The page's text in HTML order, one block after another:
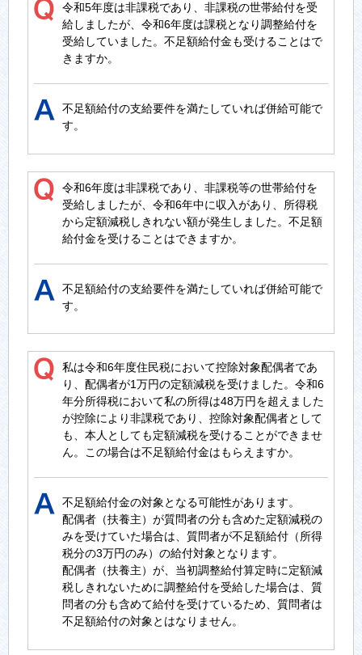
令和5年度は非課税であり、非課税の世帯給付を受
給しましたが、令和6年度は課税となり調整給付を
受給していました。不足額給付金も受けることはで
きますか。
不足額給付の支給要件を満たしていれば併給可能で
す。
令和6年度は非課税であり、非課税等の世帯給付を
受給しましたが、令和6年中に収入があり、所得税
から定額減税しきれない額が発生しました。不足額
給付金を受けることはできますか。
不足額給付の支給要件を満たしていれば併給可能で
す。
私は令和6年度住民税において控除対象配偶者であ
り、配偶者が1万円の定額減税を受けました。令和6
年分所得税において私の所得は48万円を超えました
が控除により非課税であり、控除対象配偶者として
も、本人としても定額減税を受けることができませ
ん。この場合は不足額給付金はもらえますか。
不足額給付金の対象となる可能性があります。
配偶者（扶養主）が質問者の分も含めた定額減税の
みを受けていた場合は、質問者が不足額給付（所得
税分の3万円のみ）の給付対象となります。
配偶者（扶養主）が、当初調整給付算定時に定額減
税しきれないために調整給付を受給した場合は、質
問者の分も含めて給付を受けているため、質問者は
不足額給付の対象とはなりません。